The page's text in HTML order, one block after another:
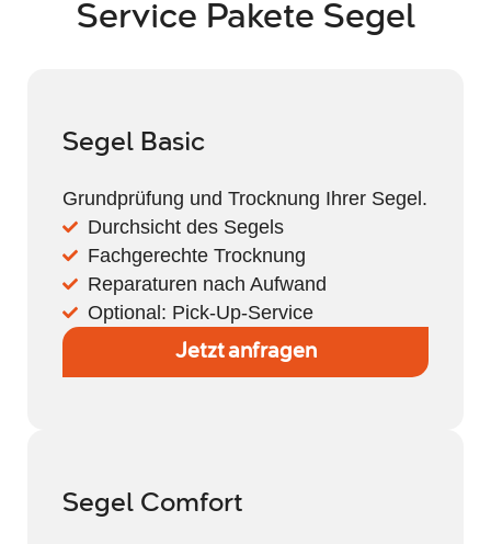
Service Pakete Segel
Segel Basic
Grundprüfung und Trocknung Ihrer Segel.
Durchsicht des Segels
Fachgerechte Trocknung
Reparaturen nach Aufwand
Optional: Pick-Up-Service
Jetzt anfragen
Segel Comfort